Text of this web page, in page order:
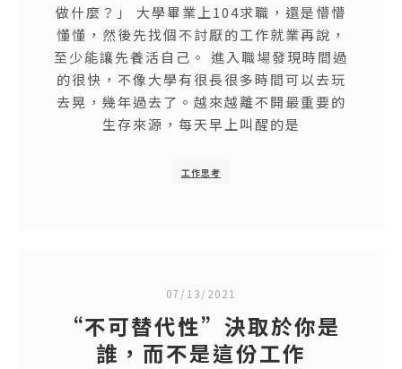
做什麼？」 大學畢業上104求職，還是懵懵
懂懂，然後先找個不討厭的工作就業再說，
至少能讓先養活自己。 進入職場發現時間過
的很快，不像大學有很長很多時間可以去玩
去晃，幾年過去了。越來越離不開最重要的
生存來源，每天早上叫醒的是
工作思考
07/13/2021
“不可替代性”決取於你是
誰，而不是這份工作